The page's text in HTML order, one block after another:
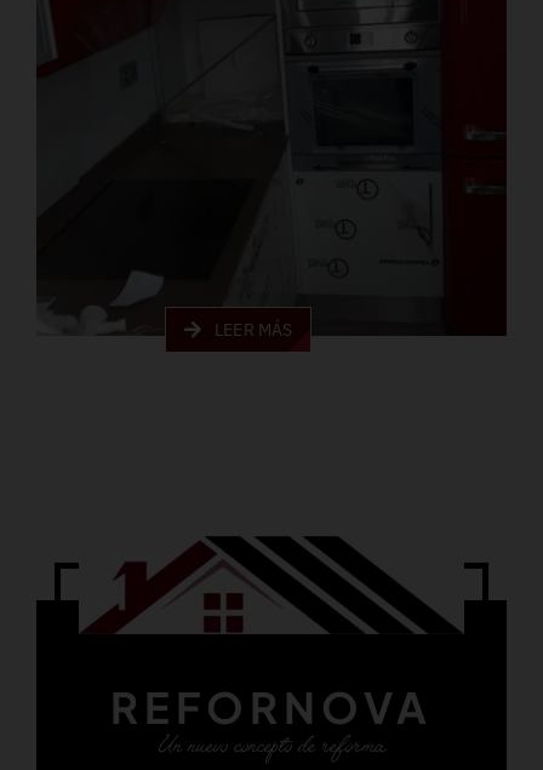
LEER MÁS
REFORNOVA
Un nuevo concepto de reforma